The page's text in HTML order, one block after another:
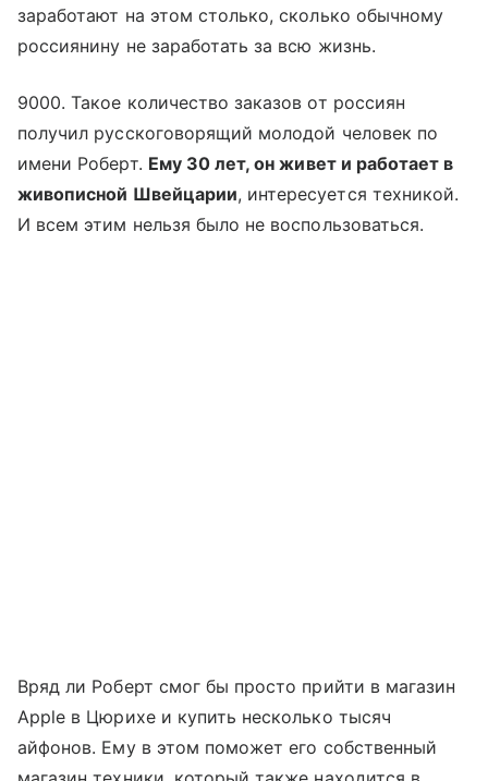
заработают на этом столько, сколько обычному
россиянину не заработать за всю жизнь.
9000. Такое количество заказов от россиян
получил русскоговорящий молодой человек по
имени Роберт. Ему 30 лет, он живет и работает в
живописной Швейцарии, интересуется техникой.
И всем этим нельзя было не воспользоваться.
Вряд ли Роберт смог бы просто прийти в магазин
Apple в Цюрихе и купить несколько тысяч
айфонов. Ему в этом поможет его собственный